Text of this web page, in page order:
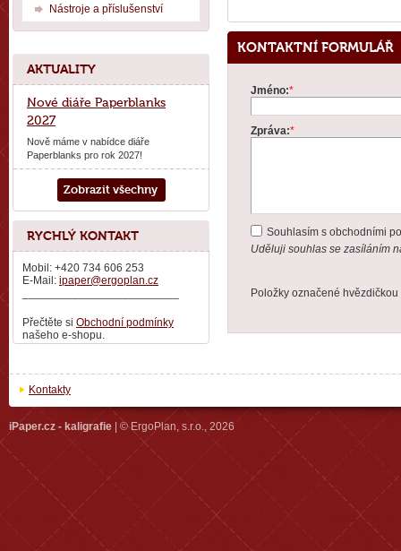
KONTAKTNÍ FORMULÁŘ
Jméno:*
Zpráva:*
Souhlasím s obchodními
Uděluji souhlas se zasíláním
Položky označené hvězdičkou
Nástroje a příslušenství
AKTUALITY
Nové diáře Paperblanks
2027
Nově máme v nabídce diáře
Paperblanks pro rok 2027!
Zobrazit všechny
RYCHLÝ KONTAKT
Mobil: +420 734 606 253
E-Mail: ipaper@ergoplan.cz
Přečtěte si Obchodní podmínky
našeho e-shopu.
Kontakty
iPaper.cz - kaligrafie | © ErgoPlan, s.r.o., 2026